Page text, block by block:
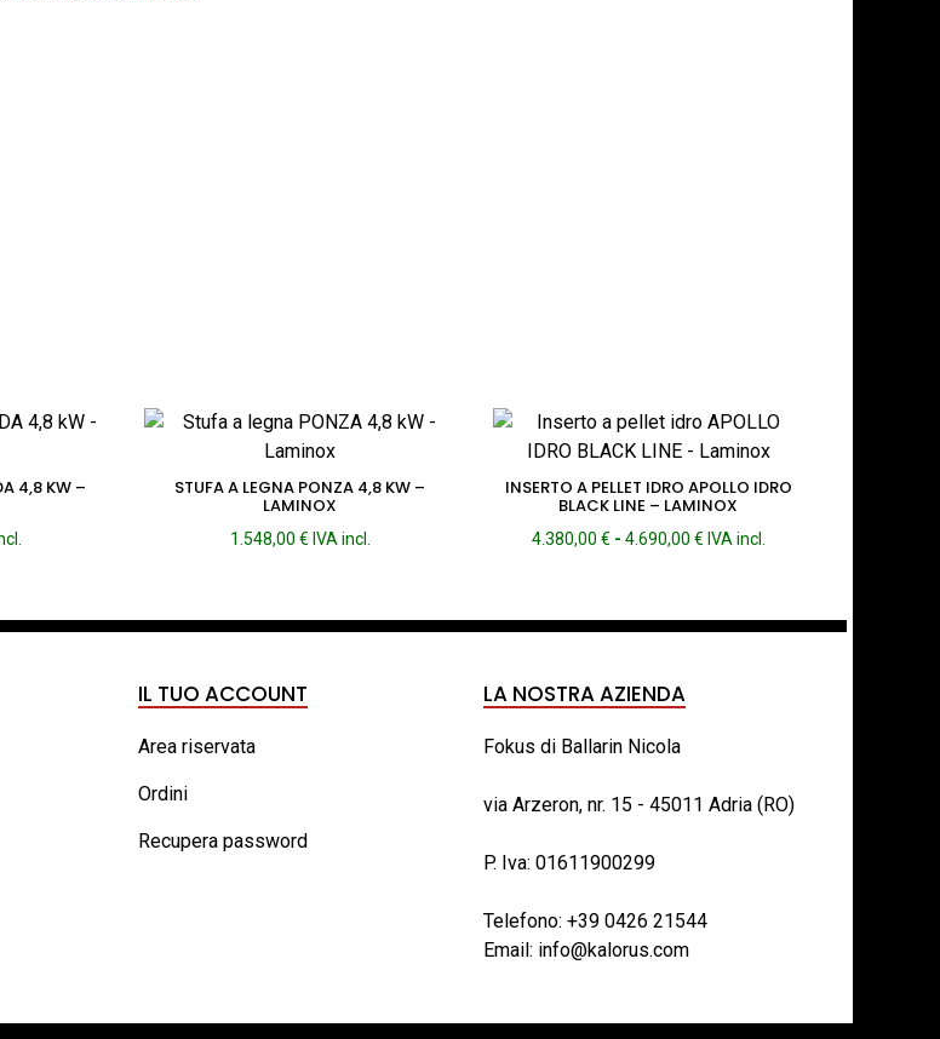
4,8 KW – STUFA A LEGNA PONZA 4,8 KW –
LAMINOX
1.548,00 € IVA incl.
INSERTO A PELLET IDRO APOLLO IDRO
BLACK LINE – LAMINOX
4.380,00 € - 4.690,00 €Fascia
4.380,00 €
IVA incl.
IL TUO ACCOUNT
Area riservata
Ordini
Recupera password
LA NOSTRA AZIENDA
Fokus di Ballarin Nicola
via Arzeron, nr. 15 - 45011 Adria (RO)
P. Iva: 01611900299
Telefono: +39 0426 21544
Email: info@kalorus.com